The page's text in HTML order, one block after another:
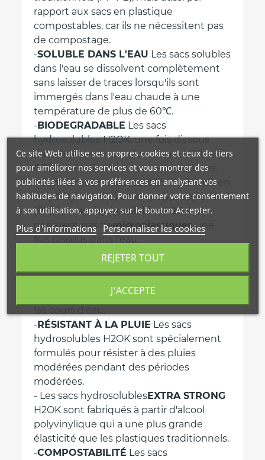
rapport aux sacs en plastique
compostables, car ils ne nécessitent pas
de compostage.
-SOLUBLE DANS L'EAU Les sacs solubles
dans l'eau se dissolvent complètement
sans laisser de traces lorsqu'ils sont
immergés dans l'eau chaude à une
température de plus de 60℃.
-BIODEGRADABLE Les sacs
hydrosolubles H2OK, une fois dissous
dans l'eau, sont transformés en H20 et
CO2 par l'action des micro-organismes.
- Contrairement aux sacs traditionnels en
polyéthylène (PE) ou en polypropylène
(PP), les sacs hydrosolubles H2OK ne
génèrent pas demicroplastiquesune
- Les sacs H2OKBIO-FRIENDLY
dans les écosystèmes marins, les lacs et
-RÉSISTANT À LA PLUIE Les sacs
hydrosolubles H2OK sont spécialement
formulés pour résister à des pluies
modérées pendant des périodes
modérées.
- Les sacs hydrosolublesEXTRA STRONG
H2OK sont fabriqués à partir d'alcool
polyvinylique qui a une plus grande
élasticité que les plastiques traditionnels.
-COMPOSTABILITÉ Les sacs
Ce site Web utilise ses propres cookies et ceux de tiers
pour améliorer nos services et vous montrer des
publicités liées à vos préférences en analysant vos
habitudes de navigation. Pour donner votre consentement
à son utilisation, appuyez sur le bouton Accepter.
Plus d'informations Personnaliser les cookies
REJETER TOUT
J'ACCEPTE